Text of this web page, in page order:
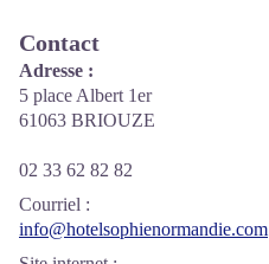
Contact
Adresse :
5 place Albert 1er
61063 BRIOUZE
02 33 62 82 82
Courriel :
info@hotelsophienormandie.com